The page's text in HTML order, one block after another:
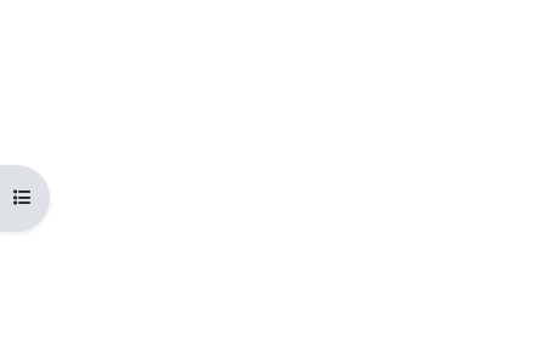
Abrir índice del curso